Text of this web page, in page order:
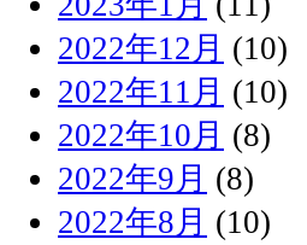
2022年12月 (10)
2022年11月 (10)
2022年10月 (8)
2022年9月 (8)
2022年8月 (10)